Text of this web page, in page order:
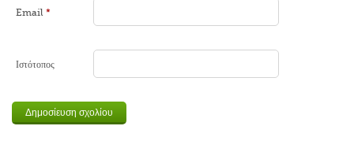
Email*
Ιστότοπος